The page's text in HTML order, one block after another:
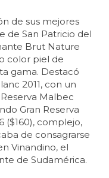
de sus mejores
de San Patricio del
Brut Nature
color piel de
gama. Destacó
2011, con un
Malbec
Gran Reserva
($160), complejo,
de consagrarse
Vinandino, el
de Sudamérica.